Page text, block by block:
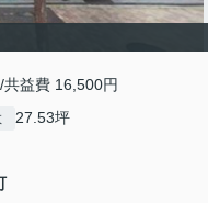
益費 16,500円
27.53坪